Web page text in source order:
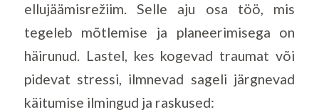
ellujäämisrežiim. Selle aju osa töö, mis
tegeleb mõtlemise ja planeerimisega on
häirunud. Lastel, kes kogevad traumat või
pidevat stressi, ilmnevad sageli järgnevad
käitumise ilmingud ja raskused: